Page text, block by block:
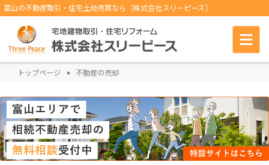
富山の不動産取引・住宅土地売買なら［株式会社スリーピース］
トップページ 不動産の売却